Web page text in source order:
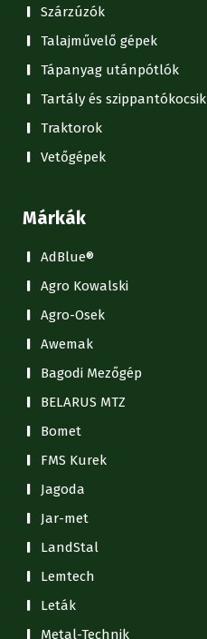
Szárzúzók
Talajművelő gépek
Tápanyag utánpótlók
Tartály és szippantókocsik
Traktorok
Vetőgépek
Márkák
AdBlue®
Agro Kowalski
Agro-Osek
Awemak
Bagodi Mezőgép
BELARUS MTZ
Bomet
FMS Kurek
Jagoda
Jar-met
LandStal
Lemtech
Leták
Metal-Technik